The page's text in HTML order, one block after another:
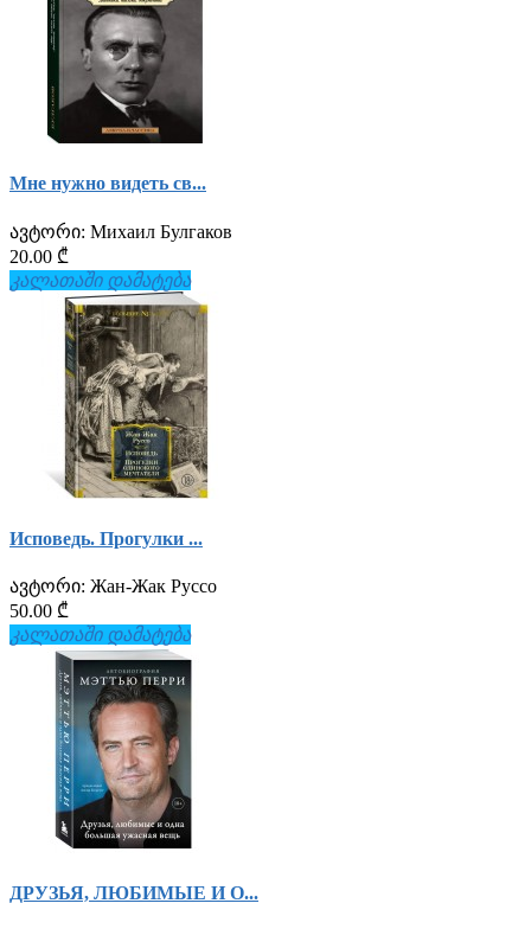
Мне нужно видеть св...
ავტორი: Михаил Булгаков
20.00 ₾
კალათაში დამატება
Исповедь. Прогулки ...
ავტორი: Жан-Жак Руссо
50.00 ₾
კალათაში დამატება
ДРУЗЬЯ, ЛЮБИМЫЕ И О...